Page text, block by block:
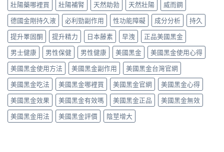
壯陽藥哪裡買
壯陽補腎 天然助勃 天然壯陽
威而鋼
德國金剛持久液
必利勁副作用 性功能障礙 成分分析
持久
提升睪固酮
提升精力 日本藤素 早洩
正品美國黑金
男士健康
男性保健 男性健康 美國黑金
美國黑金使用心得
美國黑金使用方法
美國黑金副作用
美國黑金台灣官網
美國黑金吃法
美國黑金哪裡買 美國黑金官網
美國黑金心得
美國黑金效果
美國黑金有效嗎 美國黑金正品
美國黑金無效
美國黑金用法
美國黑金評價 陰莖增大